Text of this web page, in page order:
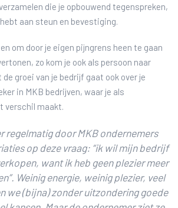
die je opbouwend tegenspreken,
aan steun en bevestiging.
om door je eigen pijngrens heen te gaan
zo kom je ook als persoon naar
de groei van je bedrijf gaat ook over je
in MKB bedrijven, waar je als
verschil maakt.
regelmatig door MKB ondernemers
op deze vraag: “ik wil mijn bedrijf
want ik heb geen plezier meer
Weinig energie, weinig plezier, veel
we (bijna) zonder uitzondering goede